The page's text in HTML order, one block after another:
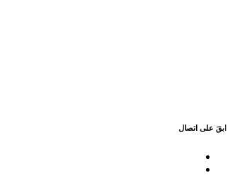
ابقَ على اتصال